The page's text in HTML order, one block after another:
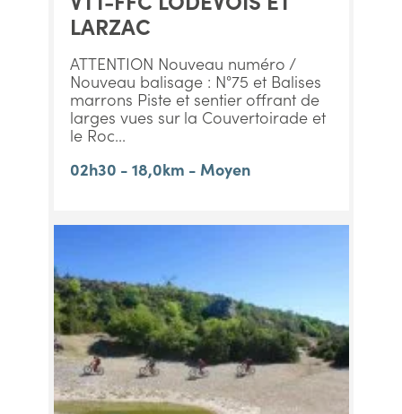
LARZAC
ATTENTION Nouveau numéro /
Nouveau balisage : N°75 et Balises
marrons Piste et sentier offrant de
larges vues sur la Couvertoirade et
le Roc...
02h30 - 18,0km - Moyen